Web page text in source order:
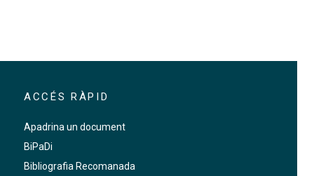
ACCÉS RÀPID
Apadrina un document
BiPaDi
Bibliografia Recomanada